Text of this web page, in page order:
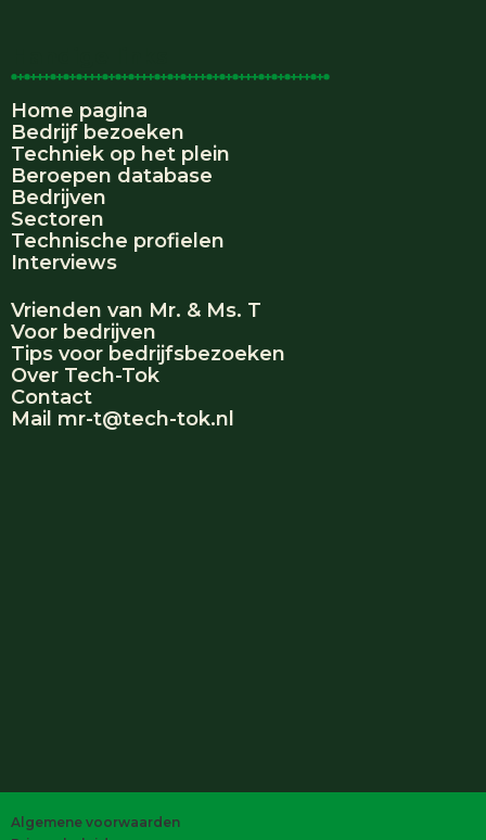
Home pagina
Bedrijf bezoeken
Techniek op het plein
Beroepen database
Bedrijven
Sectoren
Technische profielen
Interviews
Vrienden van Mr. & Ms. T
Voor bedrijven
Tips voor bedrijfsbezoeken
Over Tech-Tok
Contact
Mail mr-t@tech-tok.nl
Algemene voorwaarden